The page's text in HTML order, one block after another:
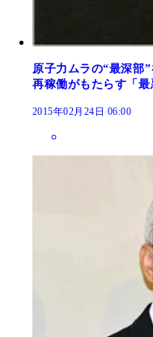
原子力ムラの“最深部
再稼働がもたらす「最
2015年02月24日 06:00